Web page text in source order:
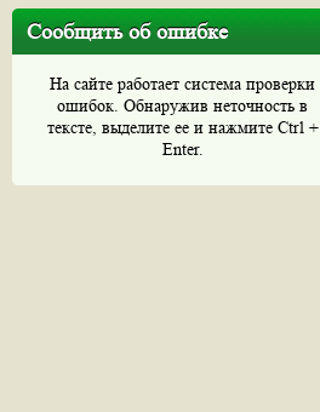
Сообщить об ошибке
На сайте работает система проверки
ошибок. Обнаружив неточность в
тексте, выделите ее и нажмите Ctrl +
Enter.